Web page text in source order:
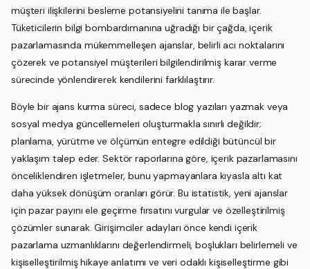
müşteri ilişkilerini besleme potansiyelini tanıma ile başlar.
Tüketicilerin bilgi bombardımanına uğradığı bir çağda, içerik
pazarlamasında mükemmelleşen ajanslar, belirli acı noktalarını
çözerek ve potansiyel müşterileri bilgilendirilmiş karar verme
sürecinde yönlendirerek kendilerini farklılaştırır.
Böyle bir ajans kurma süreci, sadece blog yazıları yazmak veya
sosyal medya güncellemeleri oluşturmakla sınırlı değildir;
planlama, yürütme ve ölçümün entegre edildiği bütüncül bir
yaklaşım talep eder. Sektör raporlarına göre, içerik pazarlamasını
önceliklendiren işletmeler, bunu yapmayanlara kıyasla altı kat
daha yüksek dönüşüm oranları görür. Bu istatistik, yeni ajanslar
için pazar payını ele geçirme fırsatını vurgular ve özelleştirilmiş
çözümler sunarak. Girişimciler adayları önce kendi içerik
pazarlama uzmanlıklarını değerlendirmeli, boşlukları belirlemeli ve
kişiselleştirilmiş hikaye anlatımı ve veri odaklı kişiselleştirme gibi